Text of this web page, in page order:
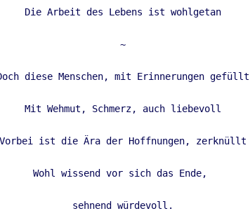
Die Arbeit des Lebens ist wohlgetan
~
diese Menschen, mit Erinnerungen gefüllt
Mit Wehmut, Schmerz, auch liebevoll
Vorbei ist die Ära der Hoffnungen, zerknüllt
Wohl wissend vor sich das Ende,
sehnend würdevoll.